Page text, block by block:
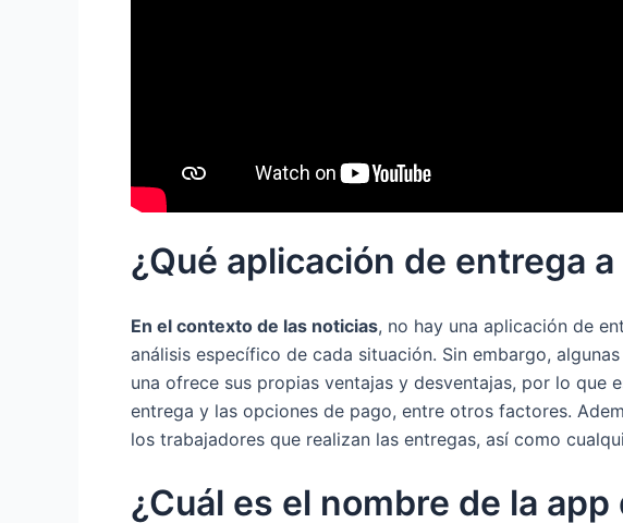
¿Qué aplicación de entrega
En el contexto de las noticias, no hay una aplicación de
análisis específico de cada situación. Sin embargo,
una ofrece sus propias ventajas y desventajas, por lo
entrega y las opciones de pago, entre otros factores.
los trabajadores que realizan las entregas, así como
¿Cuál es el nombre de la